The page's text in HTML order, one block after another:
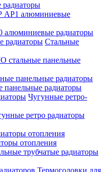
алюминиевые
алюминиевые радиаторы
Стальные
стальные панельные
панельные радиаторы
панельные радиаторы
Чугунные ретро-
ретро радиаторы
отопления
трубчатые радиаторы
Термоголовки для